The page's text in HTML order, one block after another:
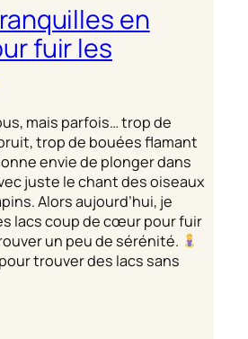
en
fuir les
mais parfois… trop de
trop de bouées flamant
envie de plonger dans
juste le chant des oiseaux
Alors aujourd’hui, je
lacs coup de cœur pour fuir
un peu de sérénité.
trouver des lacs sans